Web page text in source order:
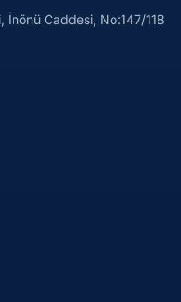
İnönü Caddesi, No:147/118